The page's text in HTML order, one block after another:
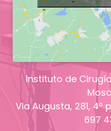
Instituto de
Via Augusta, 281, 4º
697